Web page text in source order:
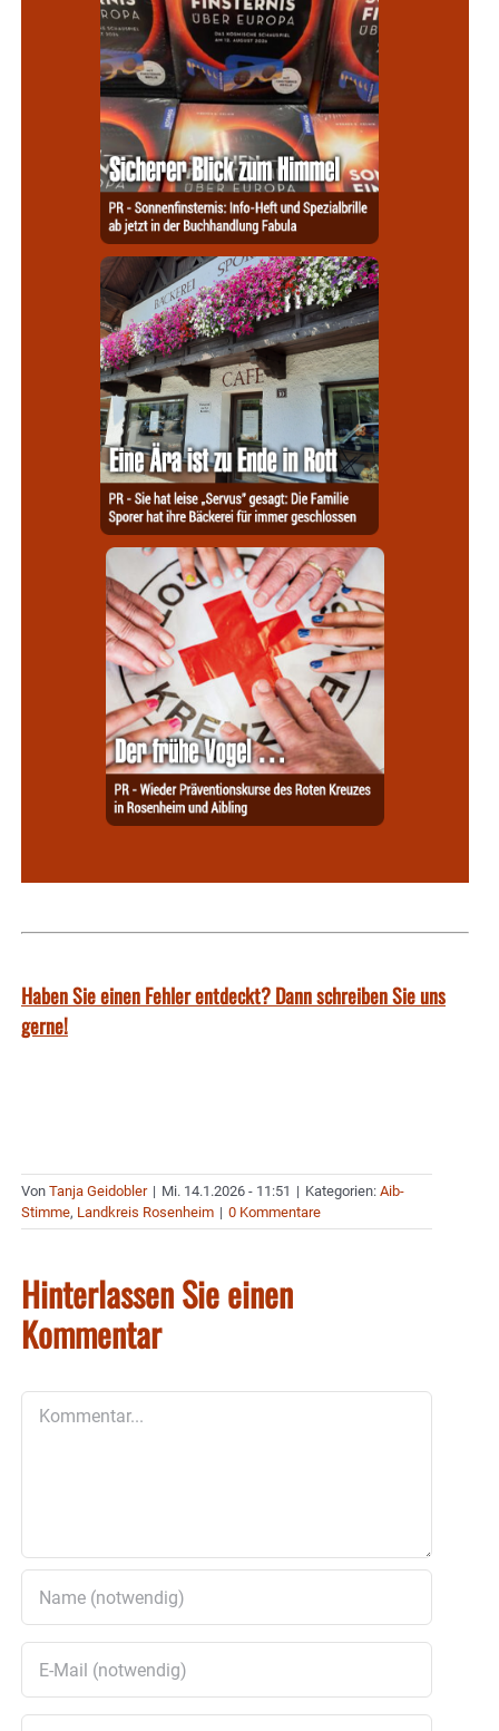
Haben Sie einen Fehler entdeckt? Dann schreiben Sie uns
gerne!
Von Tanja Geidobler | Mi. 14.1.2026 - 11:51 | Kategorien: Aib-
Stimme, Landkreis Rosenheim | 0 Kommentare
Hinterlassen Sie einen
Kommentar